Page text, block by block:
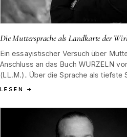
Die Muttersprache als Landkarte der
Ein essayistischer Versuch über
Anschluss an das Buch WURZELN
(LL.M.). Über die Sprache als tiefste
Schwarzwald als botanisches
LESEN →